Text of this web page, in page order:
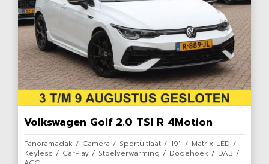
Volkswagen Golf 2.0 TSI R 4Motion
Panoramadak / Camera / Sportuitlaat / 19'' / Matrix LED /
Keyless / CarPlay / Stoelverwarming / Dodehoek / DAB /